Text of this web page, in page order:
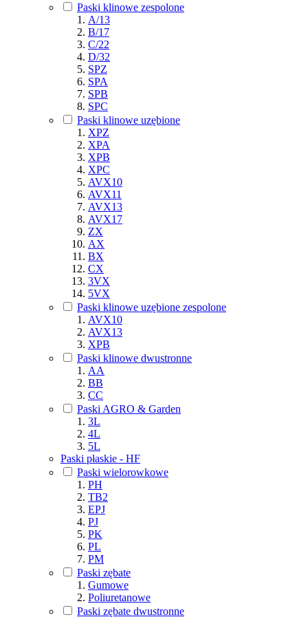
Paski klinowe zespolone
A/13
B/17
C/22
D/32
SPZ
SPA
SPB
SPC
Paski klinowe uzębione
XPZ
XPA
XPB
XPC
AVX10
AVX11
AVX13
AVX17
ZX
AX
BX
CX
3VX
5VX
Paski klinowe uzębione zespolone
AVX10
AVX13
XPB
Paski klinowe dwustronne
AA
BB
CC
Paski AGRO & Garden
3L
4L
5L
Paski płaskie - HF
Paski wielorowkowe
PH
TB2
EPJ
PJ
PK
PL
PM
Paski zębate
Gumowe
Poliuretanowe
Paski zębate dwustronne